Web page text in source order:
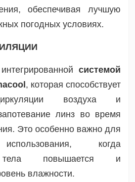
обеспечивая лучшую
погодных условиях.
системой
, которая способствует
воздуха и
линз во время
Это особенно важно для
когда
тела повышается и
влажности.